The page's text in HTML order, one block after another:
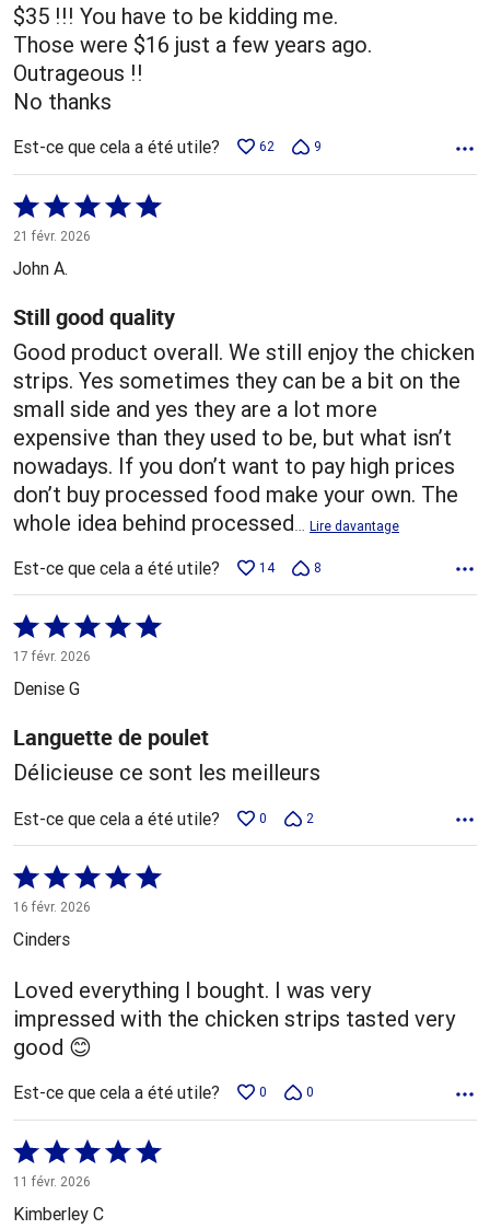
$35 !!! You have to be kidding me.
Those were $16 just a few years ago.
Outrageous !!
No thanks
Est-ce que cela a été utile? 62 9
Coté
5 sur
5
21 févr. 2026
John A.
Still good quality
Good product overall. We still enjoy the chicken
strips. Yes sometimes they can be a bit on the
small side and yes they are a lot more
expensive than they used to be, but what isn’t
nowadays. If you don’t want to pay high prices
don’t buy processed food make your own. The
whole idea behind processed… Lire davantage
Est-ce que cela a été utile? 14 8
Coté
5 sur
5
17 févr. 2026
Denise G
Languette de poulet
Délicieuse ce sont les meilleurs
Est-ce que cela a été utile? 0 2
Coté
5 sur
5
16 févr. 2026
Cinders
Loved everything I bought. I was very
impressed with the chicken strips tasted very
good 😊
Est-ce que cela a été utile? 0 0
Coté
5 sur
5
11 févr. 2026
Kimberley C